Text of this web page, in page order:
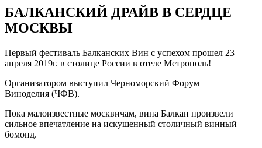
БАЛКАНСКИЙ ДРАЙВ В СЕРДЦЕ
МОСКВЫ
Первый фестиваль Балканских Вин с успехом прошел 23
апреля 2019г. в столице России в отеле Метрополь!
Организатором выступил Черноморский Форум
Виноделия (ЧФВ).
Пока малоизвестные москвичам, вина Балкан произвели
сильное впечатление на искушенный столичный винный
бомонд.